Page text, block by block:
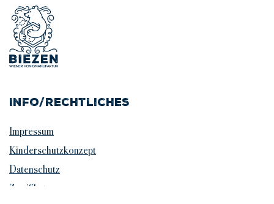
Info/Rechtliches
Impressum
Kinderschutzkonzept
Datenschutz
Zertifikate